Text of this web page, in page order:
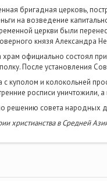
бригадная церковь,
на возведение
церкви были
князя Александра
официально состоял
После установления
с куполом и колокольней
росписи уничтожили,
решению совета народных
христианства в Средней